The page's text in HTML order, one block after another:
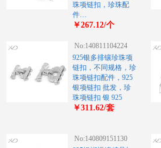
珠项链扣，珍珠配
件…
￥267.12/个
No:140811104224
925银多排镶珍珠项
链扣，不同规格，珍
珠项链扣配件，925
银项链扣 批发，珍
珠项链扣 银 925
￥311.62/套
No:140809151130